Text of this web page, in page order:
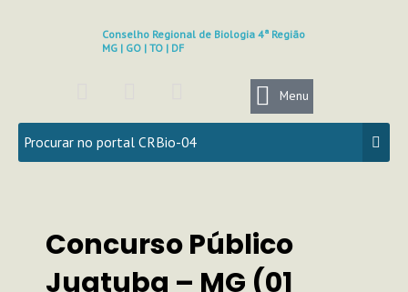
Conselho Regional de Biologia 4ª Região
MG | GO | TO | DF
c
e
b
k
s
t
a
a
m
u
t
u
Menu
Concurso Público
Juatuba – MG (01